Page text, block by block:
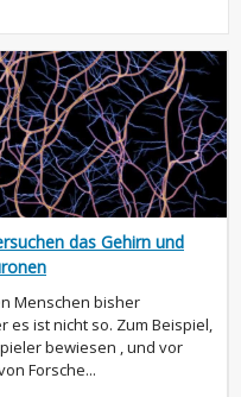
das Gehirn und
Menschen bisher
es ist nicht so. Zum Beispiel,
bewiesen , und vor
Forsche...